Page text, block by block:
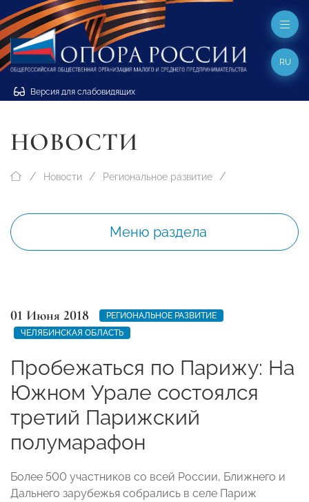
Версия для слабовидящих
RU
НОВОСТИ
Новости Региональное развитие
Меню раздела
01 Июня 2018
РЕГИОНАЛЬНОЕ РАЗВИТИЕ
ЧЕЛЯБИНСКАЯ ОБЛАСТЬ
Пробежаться по Парижу: На
Южном Урале состоялся
третий Парижский
полумарафон
Более 500 участников со всей России, Ближнего и
Дальнего зарубежья собрались в селе Париж